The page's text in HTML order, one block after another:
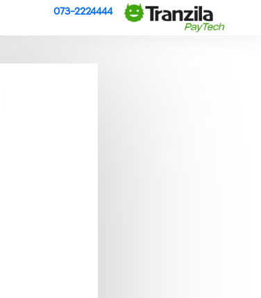
073-2224444